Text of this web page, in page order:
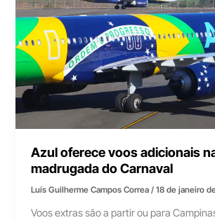
Azul oferece voos adicionais
madrugada do Carnaval
Luís Guilherme Campos Correa/18 de janeiro
Voos extras são a partir ou para